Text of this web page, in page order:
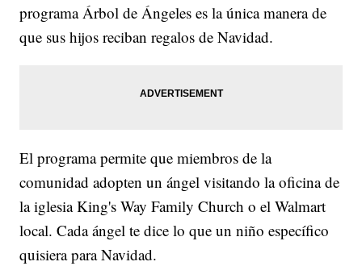
programa Árbol de Ángeles es la única manera de
que sus hijos reciban regalos de Navidad.
El programa permite que miembros de la
comunidad adopten un ángel visitando la oficina de
la iglesia King's Way Family Church o el Walmart
local. Cada ángel te dice lo que un niño específico
quisiera para Navidad.